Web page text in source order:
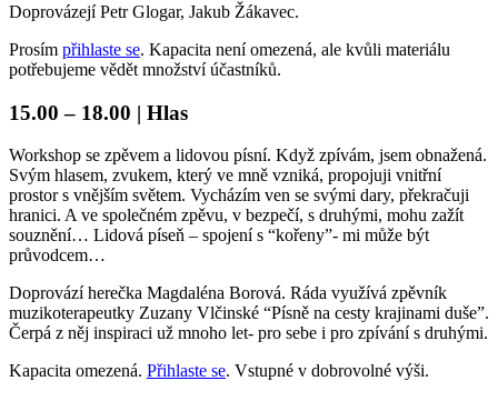
Doprovázejí Petr Glogar, Jakub Žákavec.
Prosím přihlaste se. Kapacita není omezená, ale kvůli materiálu
potřebujeme vědět množství účastníků.
15.00 – 18.00 | Hlas
Workshop se zpěvem a lidovou písní. Když zpívám, jsem obnažená.
Svým hlasem, zvukem, který ve mně vzniká, propojuji vnitřní
prostor s vnějším světem. Vycházím ven se svými dary, překračuji
hranici. A ve společném zpěvu, v bezpečí, s druhými, mohu zažít
souznění… Lidová píseň – spojení s “kořeny”- mi může být
průvodcem…
Doprovází herečka Magdaléna Borová. Ráda využívá zpěvník
muzikoterapeutky Zuzany Vlčinské “Písně na cesty krajinami duše”.
Čerpá z něj inspiraci už mnoho let- pro sebe i pro zpívání s druhými.
Kapacita omezená. Přihlaste se. Vstupné v dobrovolné výši.